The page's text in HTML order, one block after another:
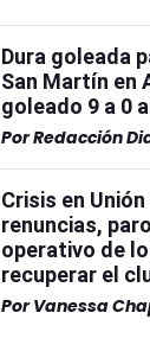
Dura goleada
San Martín en
goleado 9 a 0
PorRedacción
Crisis en
renuncias,
operativo de
recuperar el
Por Vanessa